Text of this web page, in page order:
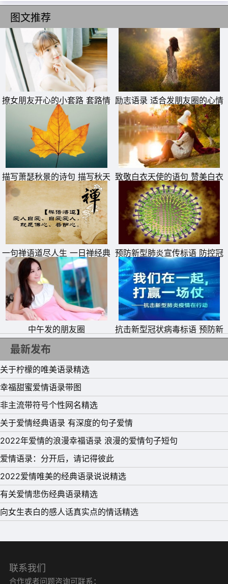
15、近朱者赤，近你者甜。万事俱备，只差你而已。
图文推荐
撩女朋友开心的小套路 套路情
话大全一问一答
励志语录 适合发朋友圈的心情
句子
描写萧瑟秋景的诗句 描写秋天
萧瑟秋季的诗句
致敬白衣天使的语句 赞美白衣
天使一句话
一句禅语道尽人生 一日禅经典
句子
预防新型肺炎宣传标语 防控冠
状病毒疫情横幅警示标语
中午发的朋友圈
抗击新型冠状病毒标语 预防新
型肺炎从我做起横幅宣传语
最新发布
关于柠檬的唯美语录精选
幸福甜蜜爱情语录带图
非主流带符号个性网名精选
关于爱情经典语录 有深度的句子爱情
2022年爱情的浪漫幸福语录 浪漫的爱情句子短句
爱情语录：分开后，请记得彼此
2022爱情唯美的经典语录说说精选
有关爱情悲伤经典语录精选
向女生表白的感人话真实点的情话精选
联系我们
合作或者问题咨询可联系：